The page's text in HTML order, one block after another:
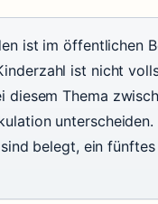
ist im öffentlichen
ist nicht
diesem Thema
unterscheiden.
belegt, ein